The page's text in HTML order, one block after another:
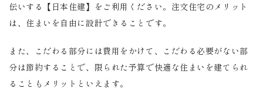
伝いする【日本住建】をご利用ください。注文住宅のメリット
は、住まいを自由に設計できることです。
また、こだわる部分には費用をかけて、こだわる必要がない部
分は節約することで、限られた予算で快適な住まいを建てられ
ることもメリットといえます。